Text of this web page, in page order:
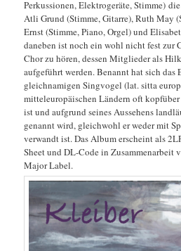
Perkussionen, Elektrogeräte, Stimme)
Atli Grund (Stimme, Gitarre), Ruth May
Ernst (Stimme, Piano, Orgel) und
daneben ist noch ein wohl nicht fest zur
Chor zu hören, dessen Mitglieder als
aufgeführt werden. Benannt hat sich das
gleichnamigen Singvogel (lat. sitta
mitteleuropäischen Ländern oft kopfüber
ist und aufgrund seines Aussehens
genannt wird, gleichwohl er weder mit
verwandt ist. Das Album erscheint als
Sheet und DL-Code in Zusammenarbeit
Major Label.